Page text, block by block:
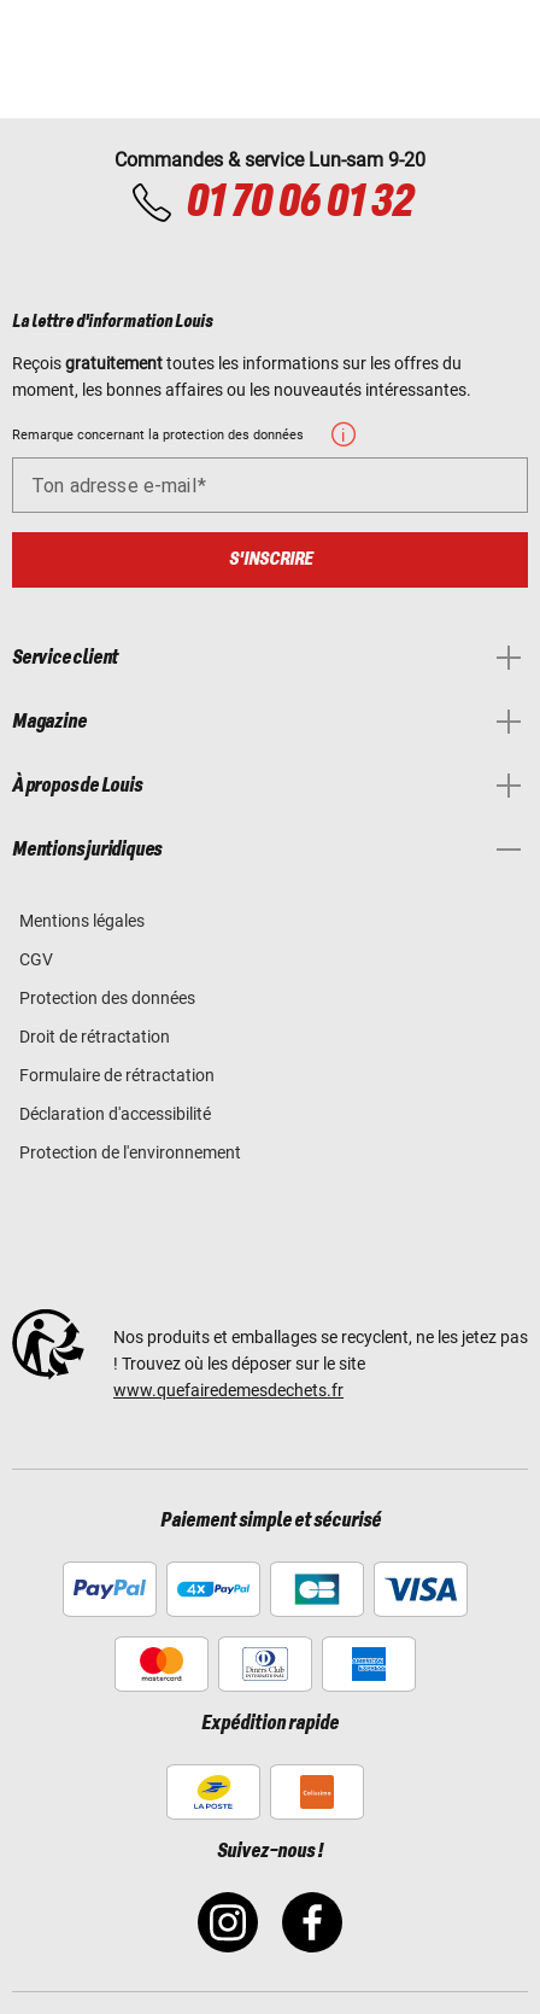
Commandes & service Lun-sam 9-20
01 70 06 01 32
La lettre d'information Louis
Reçoisgratuitementtoutes les informations sur les offres du
moment, les bonnes affaires ou les nouveautés intéressantes.
Remarque concernant la protection des données
Ton adresse e-mail
S'INSCRIRE
Service client
Magazine
À propos de Louis
Mentions juridiques
Mentions légales
CGV
Protection des données
Droit de rétractation
Formulaire de rétractation
Déclaration d'accessibilité
Protection de l'environnement
Nos produits et emballages se recyclent, ne les jetez pas
! Trouvez où les déposer sur le site
www.quefairedemesdechets.fr
Paiement simple et sécurisé
Expédition rapide
Suivez-nous !